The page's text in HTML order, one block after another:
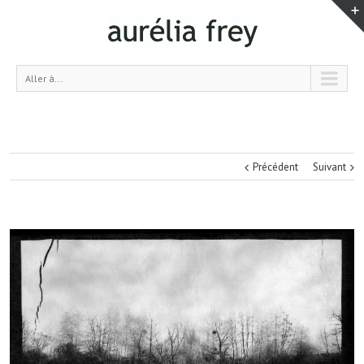
Aller à...
Précédent Suivant